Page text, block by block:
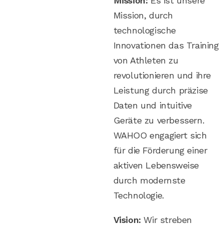
Mission, durch
technologische
Innovationen das Training
von Athleten zu
revolutionieren und ihre
Leistung durch präzise
Daten und intuitive
Geräte zu verbessern.
WAHOO engagiert sich
für die Förderung einer
aktiven Lebensweise
durch modernste
Technologie.
Vision: Wir streben